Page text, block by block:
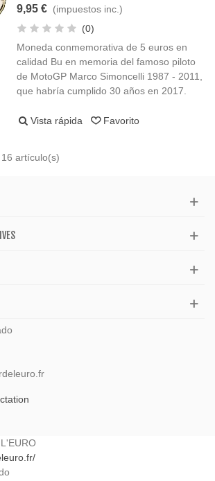
9,95 € (impuestos inc.)
(0)
Moneda conmemorativa de 5 euros en
calidad Bu en memoria del famoso piloto
de MotoGP Marco Simoncelli 1987 - 2011,
que habría cumplido 30 años en 2017.
Vista rápida Favorito
artículo(s)